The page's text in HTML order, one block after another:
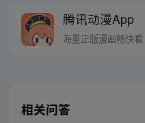
十年后，路
斯的约定而
腾讯动漫App
海量正版漫画畅快看
相关问答